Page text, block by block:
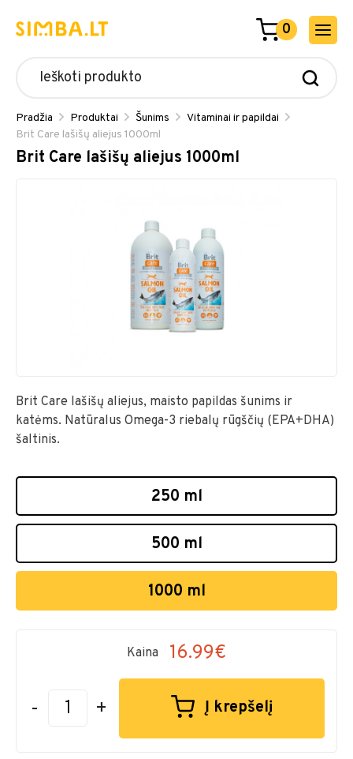
0
Pradžia Produktai Šunims
Vitaminai ir papildai
Brit Care lašišų aliejus 1000ml
Brit Care lašišų aliejus 1000ml
Brit Care lašišų aliejus, maisto papildas šunims ir
katėms. Natūralus Omega-3 riebalų rūgščių (EPA+DHA)
šaltinis.
250 ml
500 ml
1000 ml
Kaina 16.99€
- + Į krepšelį